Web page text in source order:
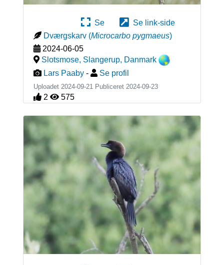
Se
Se link-side
Dværgskarv (Microcarbo pygmaeus)
2024-06-05
Slotsmose, Slangerup, Danmark
Lars Paaby - Se profil
Uploadet 2024-09-21 Publiceret 2024-09-23
2 575